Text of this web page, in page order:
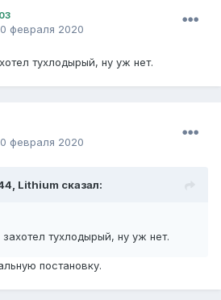
февраля 2020
тухлодырый, ну уж нет.
февраля 2020
Lithium сказал:
тухлодырый, ну уж нет.
постановку.